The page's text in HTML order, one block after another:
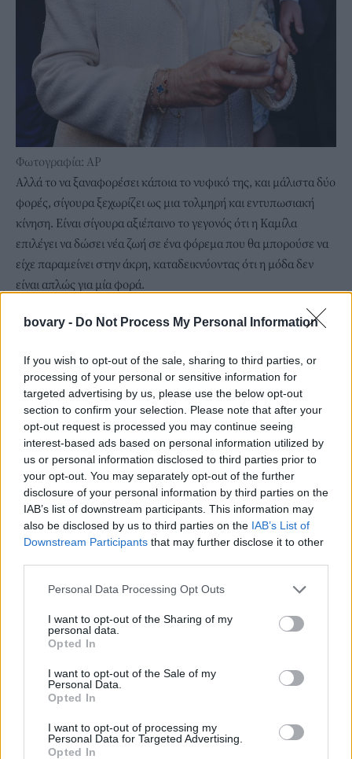
bovary - Do Not Process My Personal Information
If you wish to opt-out of the sale, sharing to third parties, or
processing of your personal or sensitive information for
targeted advertising by us, please use the below opt-out
section to confirm your selection. Please note that after your
opt-out request is processed you may continue seeing
interest-based ads based on personal information utilized by
us or personal information disclosed to third parties prior to
your opt-out. You may separately opt-out of the further
disclosure of your personal information by third parties on the
IAB’s list of downstream participants. This information may
also be disclosed by us to third parties on the IAB’s List of
Downstream Participants that may further disclose it to other
Personal Data Processing Opt Outs
I want to opt-out of the Sharing of my
personal data.
Opted In
I want to opt-out of the Sale of my
Personal Data.
Opted In
I want to opt-out of processing my
Personal Data for Targeted Advertising.
Opted In
Φωτογραφία: AP
Αλλά το να ξαναφορέσει κάποια το νυφικό της, και μάλιστα δύο
φορές, σίγουρα ξεχωρίζει ως μια τολμηρή και εντυπωσιακή
κίνηση. Είναι σίγουρα αξιέπαινο το γεγονός ότι η Καμίλα
επιλέγει να δώσει νέα ζωή σε ένα φόρεμα που θα μπορούσε να
είχε παραμείνει στην άκρη, καταδεικνύοντας ότι η μόδα δεν
είναι απλώς για μία φορά.